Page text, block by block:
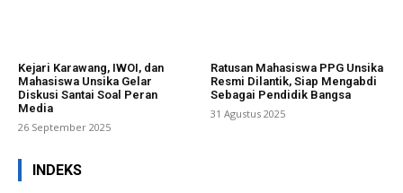
Kejari Karawang, IWOI, dan
Mahasiswa Unsika Gelar
Diskusi Santai Soal Peran
Media
26 September 2025
Ratusan Mahasiswa PPG Unsika
Resmi Dilantik, Siap Mengabdi
Sebagai Pendidik Bangsa
31 Agustus 2025
INDEKS